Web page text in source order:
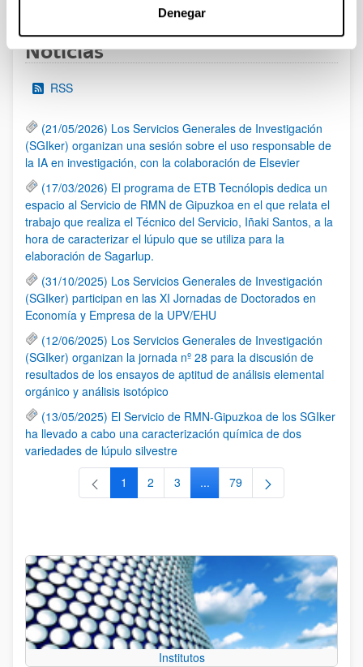
Denegar
Noticias
RSS
(21/05/2026) Los Servicios Generales de Investigación
(SGIker) organizan una sesión sobre el uso responsable de
la IA en investigación, con la colaboración de Elsevier
(17/03/2026) El programa de ETB Tecnólopis dedica un
espacio al Servicio de RMN de Gipuzkoa en el que relata el
trabajo que realiza el Técnico del Servicio, Iñaki Santos, a la
hora de caracterizar el lúpulo que se utiliza para la
elaboración de Sagarlup.
(31/10/2025) Los Servicios Generales de Investigación
(SGIker) participan en las XI Jornadas de Doctorados en
Economía y Empresa de la UPV/EHU
(12/06/2025) Los Servicios Generales de Investigación
(SGIker) organizan la jornada nº 28 para la discusión de
resultados de los ensayos de aptitud de análisis elemental
orgánico y análisis isotópico
(13/05/2025) El Servicio de RMN-Gipuzkoa de los SGIker
ha llevado a cabo una caracterización química de dos
variedades de lúpulo silvestre
Página
1 Página
2 Página
3 ...Páginas intermedias Use TAB
Página
79
Institutos